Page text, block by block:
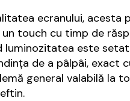
ecranului, acesta
touch cu timp de
luminozitatea este
de a pâlpâi, exact
general valabilă la